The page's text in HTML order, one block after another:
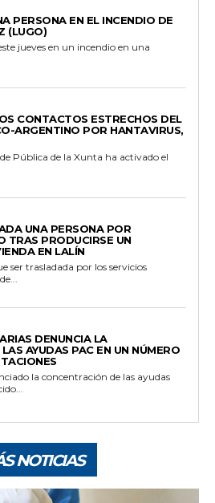
PERSONA EN EL INCENDIO DE
(LUGO)
jueves en un incendio en una
CONTACTOS ESTRECHOS DEL
ARGENTINO POR HANTAVIRUS,
Pública de la Xunta ha activado el
UNA PERSONA POR
TRAS PRODUCIRSE UN
EN LALÍN
ser trasladada por los servicios
DENUNCIA LA
AYUDAS PAC EN UN NÚMERO
la concentración de las ayudas
NOTICIAS